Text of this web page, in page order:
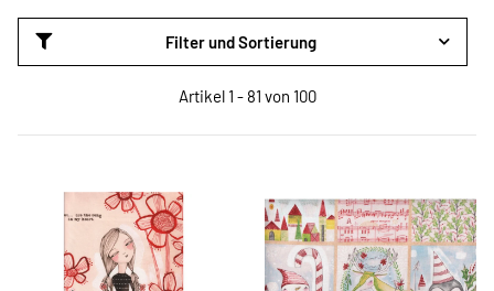
Filter und Sortierung
Artikel 1 - 81 von 100